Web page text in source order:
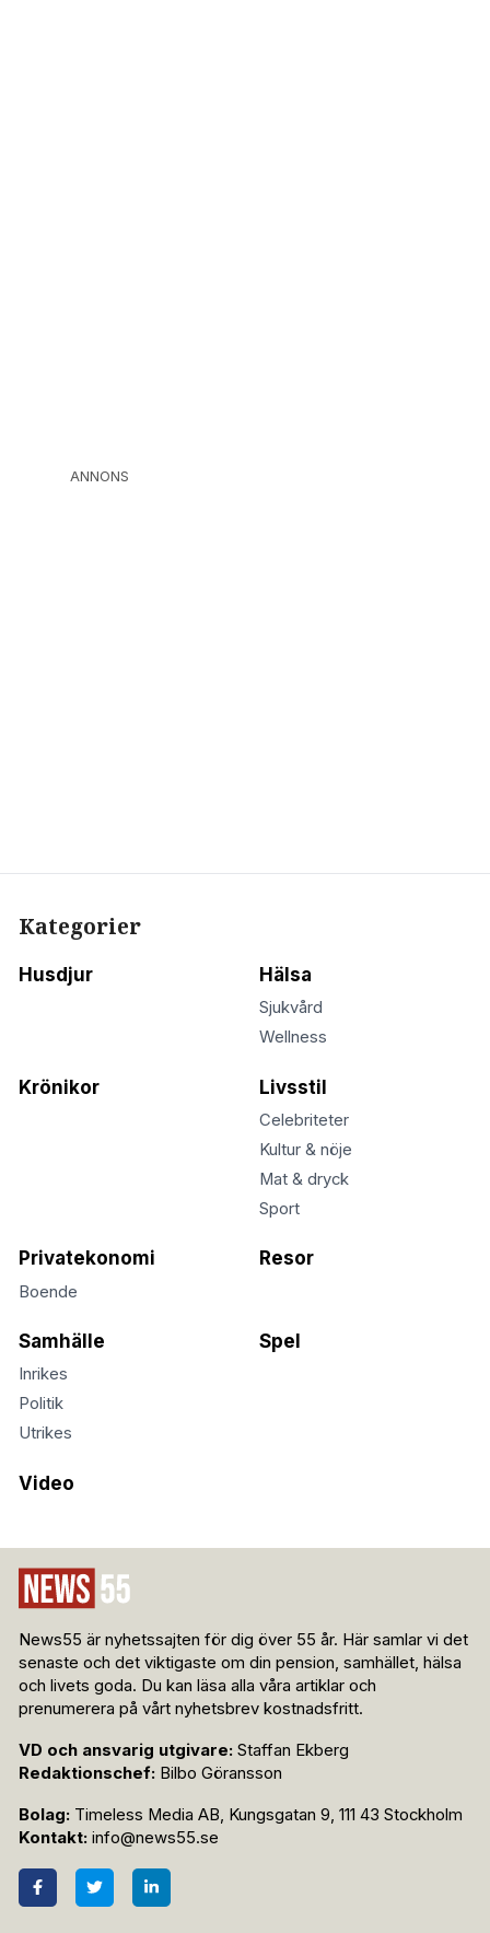
ANNONS
Kategorier
Husdjur Hälsa
Sjukvård
Wellness
Krönikor Livsstil
Celebriteter
Kultur & nöje
Mat & dryck
Sport
Privatekonomi
Boende
Resor
Samhälle
Inrikes
Politik
Utrikes
Spel
Video
News55 är nyhetssajten för dig över 55 år. Här samlar vi det
senaste och det viktigaste om din pension, samhället, hälsa
och livets goda. Du kan läsa alla våra artiklar och
prenumerera på vårt nyhetsbrev kostnadsfritt.
VD och ansvarig utgivare: Staffan Ekberg
Redaktionschef: Bilbo Göransson
Bolag: Timeless Media AB, Kungsgatan 9, 111 43 Stockholm
Kontakt: info@news55.se